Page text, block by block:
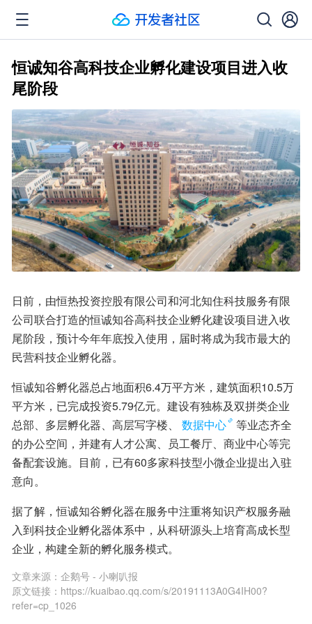
恒诚知谷高科技企业孵化建设项目进入收
尾阶段
日前，由恒热投资控股有限公司和河北知住科技服务有限
公司联合打造的恒诚知谷高科技企业孵化建设项目进入收
尾阶段，预计今年年底投入使用，届时将成为我市最大的
民营科技企业孵化器。
恒诚知谷孵化器总占地面积6.4万平方米，建筑面积10.5万
平方米，已完成投资5.79亿元。建设有独栋及双拼类企业
总部、多层孵化器、高层写字楼、
数据中心
等业态齐全
的办公空间，并建有人才公寓、员工餐厅、商业中心等完
备配套设施。目前，已有60多家科技型小微企业提出入驻
意向。
据了解，恒诚知谷孵化器在服务中注重将知识产权服务融
入到科技企业孵化器体系中，从科研源头上培育高成长型
企业，构建全新的孵化服务模式。
文章来源： 企鹅号 - 小喇叭报
原文链接： https://kuaibao.qq.com/s/20191113A0G4IH00?
refer=cp_1026